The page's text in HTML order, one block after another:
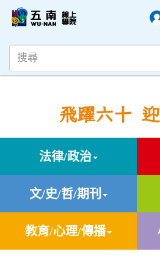
飛躍六十
法律/政治
文/史/哲/期刊
教育/心理/傳播